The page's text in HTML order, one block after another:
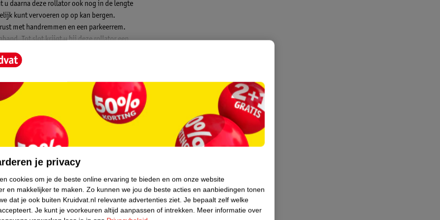
u daarna deze rollator ook nog in de lengte
kunt vervoeren op op kan bergen.
met handremmen en een parkeerrem.
Tot slot krijgt u bij deze rollator een
je privacy
cookies om je de beste online ervaring te bieden en om onze website
en makkelijker te maken. Zo kunnen we jou de beste acties en aanbiedingen tonen
dat je ook buiten Kruidvat.nl relevante advertenties ziet. Je bepaalt zelf welke
Je kunt je voorkeuren altijd aanpassen of intrekken. Meer informatie over